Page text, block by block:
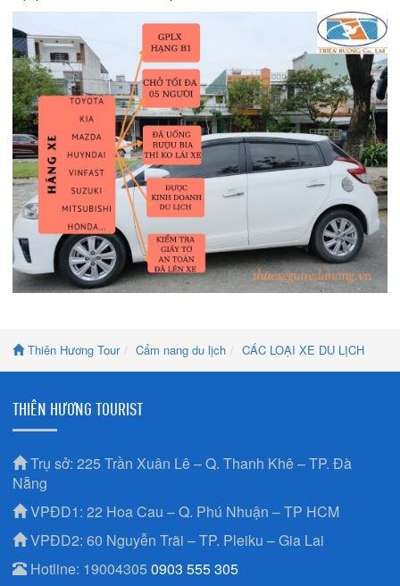
Thiên Hương Tour Cẩm nang du lịch CÁC LOẠI XE DU LỊCH
THIÊN HƯƠNG TOURIST
Trụ sở: 225 Trần Xuân Lê – Q. Thanh Khê – TP. Đà
Nẵng
VPĐD1: 22 Hoa Cau – Q. Phú Nhuận – TP HCM
VPĐD2: 60 Nguyễn Trãi – TP. Pleiku – Gia Lai
Hotline: 190043050903 555 305